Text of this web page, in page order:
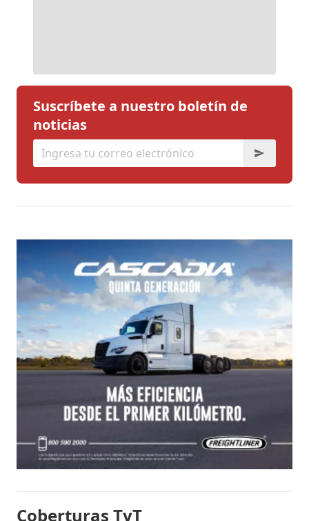
Suscríbete a nuestro boletín de
noticias
Coberturas TyT